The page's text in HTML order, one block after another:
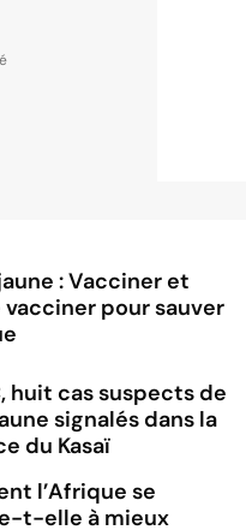
: Vacciner et
pour sauver
huit cas suspects de
signalés dans la
du Kasaï
l’Afrique se
t-elle à mieux